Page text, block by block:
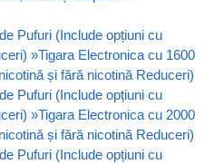
Pufuri (Include opțiuni cu
»Tigara Electronica cu 1600
și fără nicotină Reduceri)
Pufuri (Include opțiuni cu
»Tigara Electronica cu 2000
și fără nicotină Reduceri)
Pufuri (Include opțiuni cu